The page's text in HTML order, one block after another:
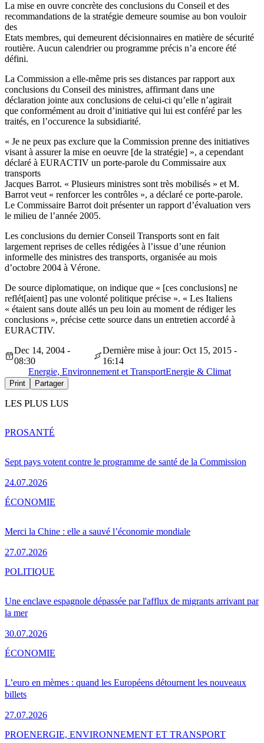
La mise en ouvre concrète des conclusions du Conseil et des
recommandations de la stratégie demeure soumise au bon vouloir
des
Etats membres, qui demeurent décisionnaires en matière de sécurité
routière. Aucun calendrier ou programme précis n’a encore été
défini.
La Commission a elle-même pris ses distances par rapport aux
conclusions du Conseil des ministres, affirmant dans une
déclaration jointe aux conclusions de celui-ci qu’elle n’agirait
que conformément au droit d’initiative qui lui est conféré par les
traités, en l’occurence la subsidiarité.
« Je ne peux pas exclure que la Commission prenne des initiatives
visant à assurer la mise en oeuvre [de la stratégie] », a cependant
déclaré à EURACTIV un porte-parole du Commissaire aux
transports
Jacques Barrot. « Plusieurs ministres sont très mobilisés » et M.
Barrot veut « renforcer les contrôles », a déclaré ce porte-parole.
Le Commissaire Barrot doit présenter un rapport d’évaluation vers
le milieu de l’année 2005.
Les conclusions du dernier Conseil Transports sont en fait
largement reprises de celles rédigées à l’issue d’une réunion
informelle des ministres des transports, organisée au mois
d’octobre 2004 à Vérone.
De source diplomatique, on indique que « [ces conclusions] ne
reflét[aient] pas une volonté politique précise ». « Les Italiens
« étaient sans doute allés un peu loin au moment de rédiger les
conclusions », précise cette source dans un entretien accordé à
EURACTIV.
Dec 14, 2004 -
08:30
Dernière mise à jour: Oct 15, 2015 -
16:14
Energie, Environnement et TransportEnergie & Climat
Print Partager
LES PLUS LUS
Sept pays votent contre le programme de santé de la Commission
24.07.2026
PROSANTÉ
Merci la Chine : elle a sauvé l’économie mondiale
27.07.2026
ÉCONOMIE
Une enclave espagnole dépassée par l'afflux de migrants arrivant par
la mer
30.07.2026
POLITIQUE
L’euro en mèmes : quand les Européens détournent les nouveaux
billets
27.07.2026
ÉCONOMIE
PROENERGIE, ENVIRONNEMENT ET TRANSPORT